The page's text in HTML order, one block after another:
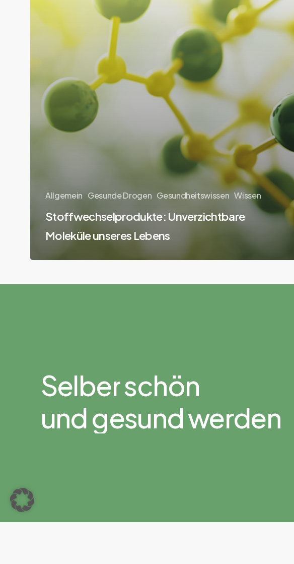
Allgemein Gesunde Drogen Gesundheitswissen Wissen
Stoffwechselprodukte: Unverzichtbare
Moleküle unseres Lebens
Selberschön
und gesundwerden